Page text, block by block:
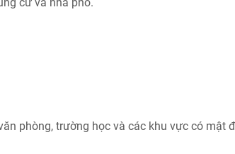
phòng, trường học và các khu vực có mật